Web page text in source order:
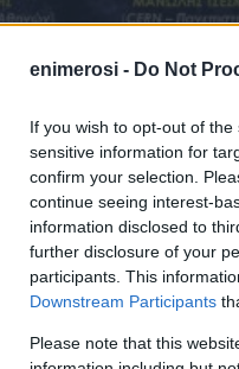
enimerosi - Do Not
If you wish to opt-out of
sensitive information for
confirm your selection.
continue seeing interest-
information disclosed to
further disclosure of your
participants. This
Downstream Participants
Please note that this
19 ΜΑΪ́ΟΥ 2024/11:55